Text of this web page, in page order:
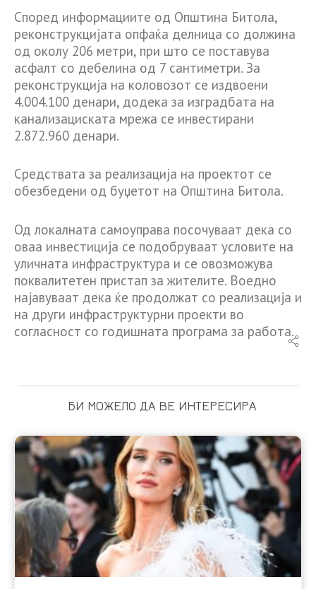
Според информациите од Општина Битола,
реконструкцијата опфаќа делница со должина
од околу 206 метри, при што се поставува
асфалт со дебелина од 7 сантиметри. За
реконструкција на коловозот се издвоени
4.004.100 денари, додека за изградбата на
канализациската мрежа се инвестирани
2.872.960 денари.
Средствата за реализација на проектот се
обезбедени од буџетот на Општина Битола.
Од локалната самоуправа посочуваат дека со
оваа инвестиција се подобруваат условите на
уличната инфраструктура и се овозможува
поквалитетен пристап за жителите. Воедно
најавуваат дека ќе продолжат со реализација и
на други инфраструктурни проекти во
согласност со годишната програма за работа.
БИ МОЖЕЛО ДА ВЕ ИНТЕРЕСИРА